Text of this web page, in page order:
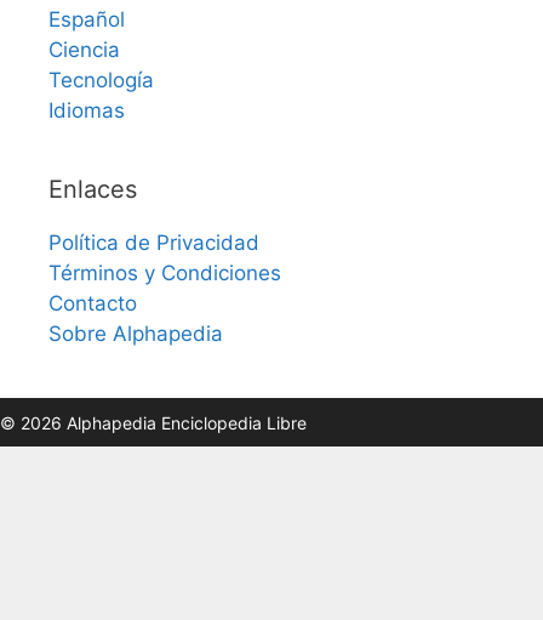
Español
Ciencia
Tecnología
Idiomas
Enlaces
Política de Privacidad
Términos y Condiciones
Contacto
Sobre Alphapedia